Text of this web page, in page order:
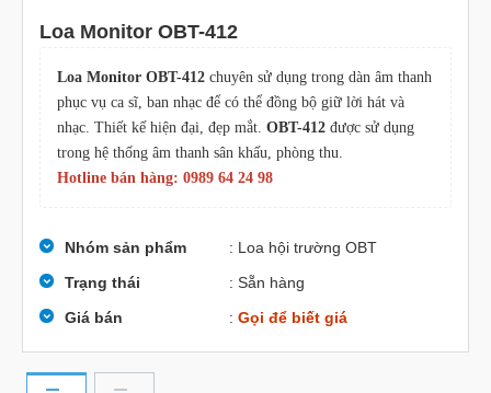
Loa Monitor OBT-412
Loa Monitor OBT-412 chuyên sử dụng trong dàn âm thanh
phục vụ ca sĩ, ban nhạc để có thể đồng bộ giữ lời hát và
nhạc. Thiết kế hiện đại, đẹp mắt. OBT-412 được sử dụng
trong hệ thống âm thanh sân khấu, phòng thu.
Hotline bán hàng: 0989 64 24 98
Nhóm sản phẩm
: Loa hội trường OBT
Trạng thái
: Sẵn hàng
Giá bán
: Gọi để biết giá